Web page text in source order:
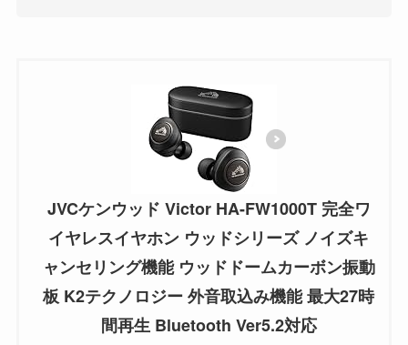
JVCケンウッド Victor HA-FW1000T 完全ワ
イヤレスイヤホン ウッドシリーズ ノイズキ
ャンセリング機能 ウッドドームカーボン振動
板 K2テクノロジー 外音取込み機能 最大27時
間再生 Bluetooth Ver5.2対応